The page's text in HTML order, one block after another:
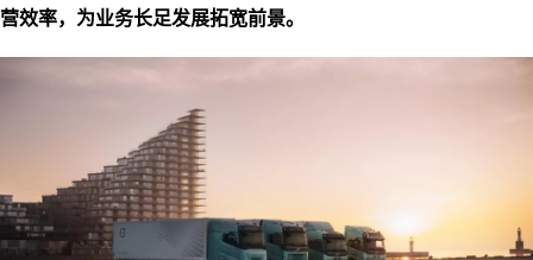
营效率，为业务长足发展拓宽前景。